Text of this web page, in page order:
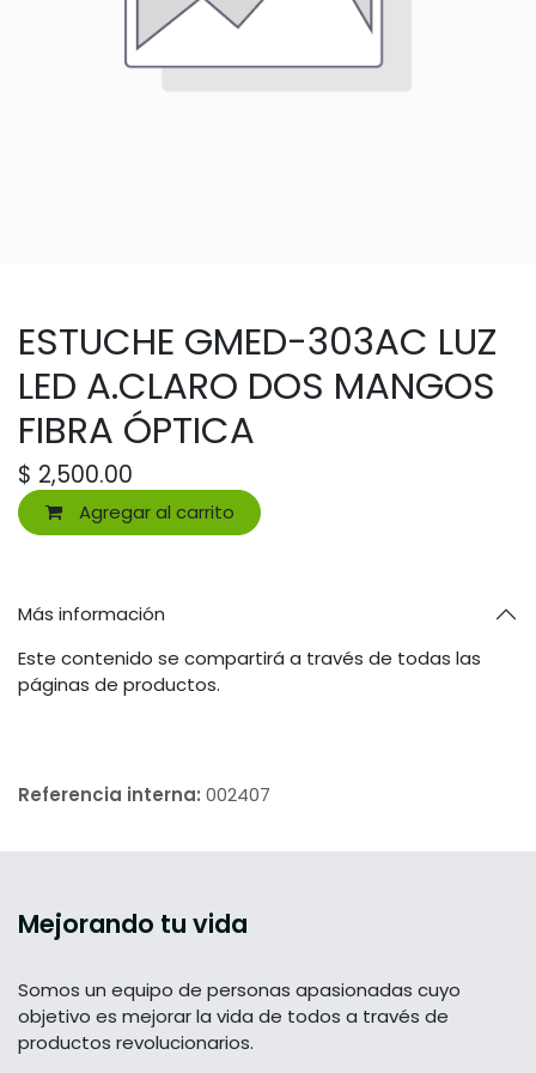
ESTUCHE GMED-303AC LUZ
LED A.CLARO DOS MANGOS
FIBRA ÓPTICA
$ 2,500.00
Agregar al carrito
Más información
Este contenido se compartirá a través de todas las
páginas de productos.
Referencia interna: 002407
Mejorando tu vida
Somos un equipo de personas apasionadas cuyo
objetivo es mejorar la vida de todos a través de
productos revolucionarios.